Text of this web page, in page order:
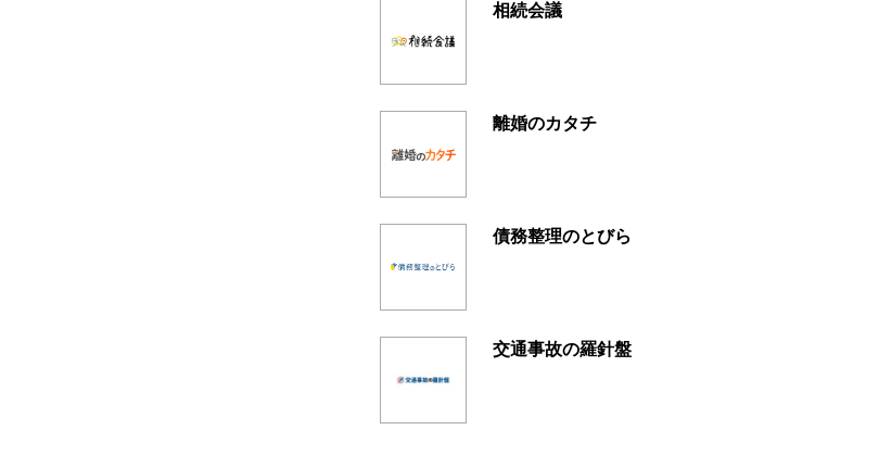
相続会議
離婚のカタチ
債務整理のとびら
交通事故の羅針盤